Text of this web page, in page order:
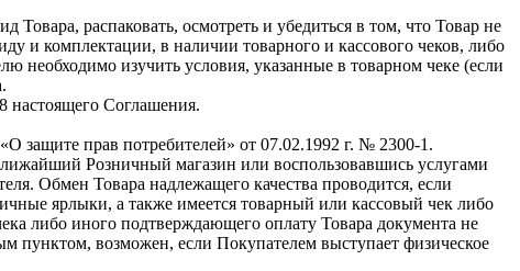
распаковать, осмотреть и убедиться в том, что Товар не
и комплектации, в наличии товарного и кассового чеков, либо
необходимо изучить условия, указанные в товарном чеке (если
настоящего Соглашения.
защите прав потребителей» от 07.02.1992 г. № 2300-1.
Розничный магазин или воспользовавшись услугами
Обмен Товара надлежащего качества проводится, если
ярлыки, а также имеется товарный или кассовый чек либо
либо иного подтверждающего оплату Товара документа не
пунктом, возможен, если Покупателем выступает физическое